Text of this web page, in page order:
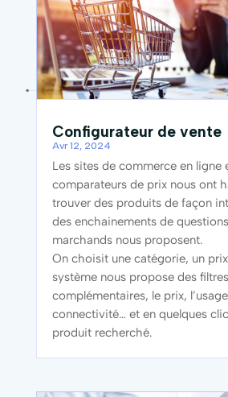
Configurateur de vente
Avr 12, 2024
Les sites de commerce en ligne
comparateurs de prix nous ont
trouver des produits de façon
des enchainements de
marchands nous proposent.
On choisit une catégorie, un
système nous propose des filtres
complémentaires, le prix,
connectivité… et en quelques
produit recherché.